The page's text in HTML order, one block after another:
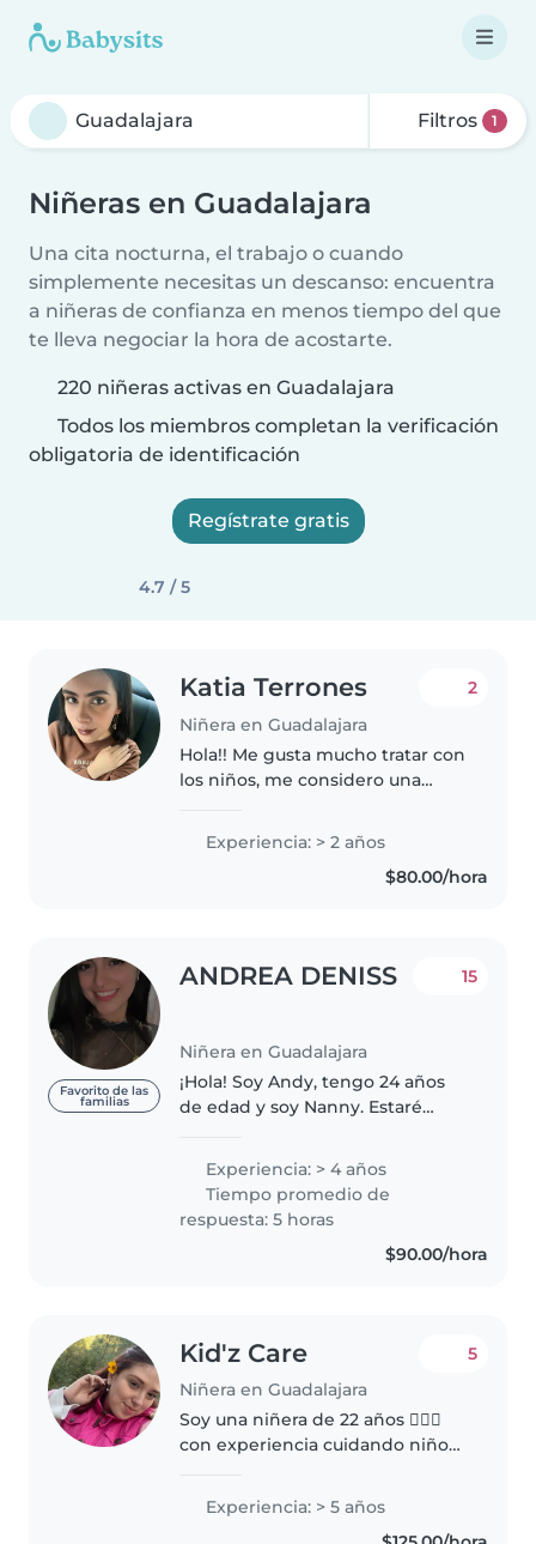
Filtros 1
Niñeras en Guadalajara
Una cita nocturna, el trabajo o cuando
simplemente necesitas un descanso: encuentra
a niñeras de confianza en menos tiempo del que
te lleva negociar la hora de acostarte.
220 niñeras activas en Guadalajara
Todos los miembros completan la verificación
obligatoria de identificación
Regístrate gratis
4.7 / 5
Katia Terrones
Niñera en Guadalajara
2
Hola!! Me gusta mucho tratar con
los niños, me considero una
familia como mis amigos lo
confirman, tengo dos hermanos
pequeños así que tengo
Experiencia: > 2 años
$80.00/hora
Favorito de las
familias
ANDREA DENISS
Niñera en Guadalajara
15
¡Hola! Soy Andy, tengo 24 años
de edad y soy Nanny. Estaré
dinámica y delicada.🌞 Cuento
con experiencia previa de 4 años
trabajando..
Experiencia: > 4 años
Tiempo promedio de
respuesta: 5 horas
$90.00/hora
Kid'z Care
Niñera en Guadalajara
5
Soy una niñera de 22 años 👱🏻‍♀️
con experiencia cuidando niños
bebés hasta adolescentes 🤱🏽.
Tengo habilidades en dibujo,
Experiencia: > 5 años